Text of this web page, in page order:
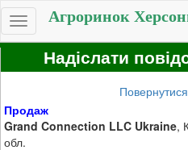
Toggle
navigation
Агроринок
Надіслати
Продаж
Grand Connection LLC Ukraine,
обл.